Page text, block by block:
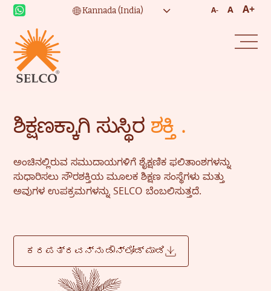
A- A A+
ಶಿಕ್ಷಣಕ್ಕಾಗಿ ಸುಸ್ಥಿರ ಶಕ್ತಿ .
ಅಂಚಿನಲ್ಲಿರುವ ಸಮುದಾಯಗಳಿಗೆ ಶೈಕ್ಷಣಿಕ ಫಲಿತಾಂಶಗಳನ್ನು
ಸುಧಾರಿಸಲು ಸೌರಶಕ್ತಿಯ ಮೂಲಕ ಶಿಕ್ಷಣ ಸಂಸ್ಥೆಗಳು ಮತ್ತು
ಅವುಗಳ ಉಪಕ್ರಮಗಳನ್ನು SELCO ಬೆಂಬಲಿಸುತ್ತದೆ.
ಕರಪತ್ರವನ್ನು ಡೌನ್‌ಲೋಡ್ ಮಾಡಿ